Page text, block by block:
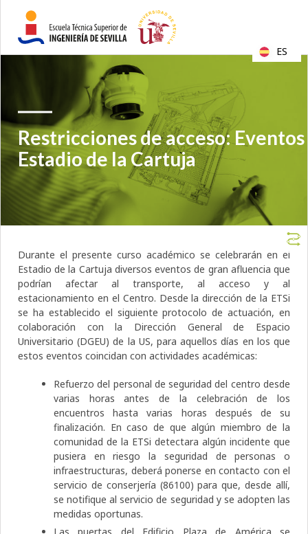
Restricciones de acceso: Eventos
Estadio de la Cartuja
Durante el presente curso académico se celebrarán en el
Estadio de la Cartuja diversos eventos de gran afluencia que
podrían afectar al transporte, al acceso y al
estacionamiento en el Centro. Desde la dirección de la ETSi
se ha establecido el siguiente protocolo de actuación, en
colaboración con la Dirección General de Espacio
Universitario (DGEU) de la US, para aquellos días en los que
estos eventos coincidan con actividades académicas:
Refuerzo del personal de seguridad del centro desde
varias horas antes de la celebración de los
encuentros hasta varias horas después de su
finalización. En caso de que algún miembro de la
comunidad de la ETSi detectara algún incidente que
pusiera en riesgo la seguridad de personas o
infraestructuras, deberá ponerse en contacto con el
servicio de conserjería (86100) para que, desde allí,
se notifique al servicio de seguridad y se adopten las
medidas oportunas.
ES